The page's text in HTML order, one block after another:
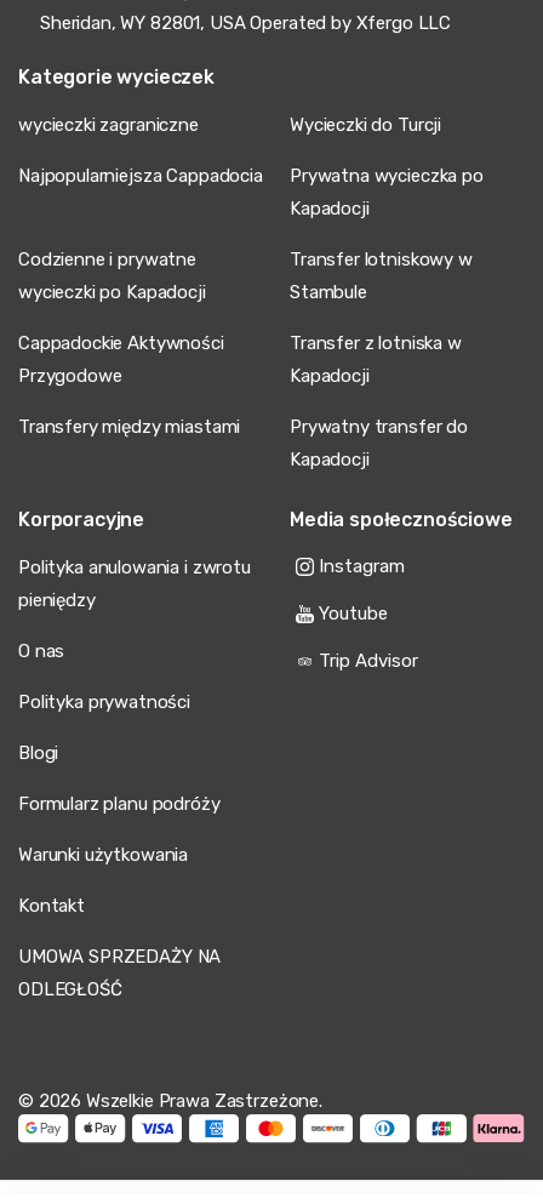
Sheridan, WY 82801, USA Operated by Xfergo LLC
Kategorie wycieczek
wycieczki zagraniczne Wycieczki do Turcji
Najpopularniejsza Cappadocia
Prywatna wycieczka po
Kapadocji
Codzienne i prywatne
wycieczki po Kapadocji
Transfer lotniskowy w
Stambule
Cappadockie Aktywności
Przygodowe
Transfer z lotniska w
Kapadocji
Transfery między miastami
Prywatny transfer do
Kapadocji
Korporacyjne
Polityka anulowania i zwrotu
pieniędzy
O nas
Polityka prywatności
Blogi
Formularz planu podróży
Warunki użytkowania
Kontakt
UMOWA SPRZEDAŻY NA
ODLEGŁOŚĆ
Media społecznościowe
Instagram
Youtube
Trip Advisor
© 2026 Wszelkie Prawa Zastrzeżone.